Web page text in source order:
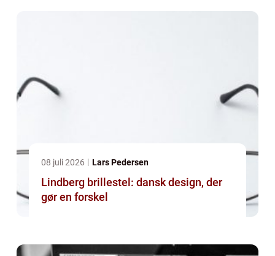
08 juli 2026 Lars Pedersen
Lindberg brillestel: dansk design, der
gør en forskel